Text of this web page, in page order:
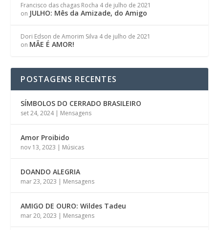
Francisco das chagas Rocha 4 de julho de 2021
on JULHO: Mês da Amizade, do Amigo
Dori Edson de Amorim Silva 4 de julho de 2021
on MÃE É AMOR!
POSTAGENS RECENTES
SÍMBOLOS DO CERRADO BRASILEIRO
set 24, 2024| Mensagens
Amor Proibido
nov 13, 2023 | Músicas
DOANDO ALEGRIA
mar 23, 2023 | Mensagens
AMIGO DE OURO: Wildes Tadeu
mar 20, 2023 | Mensagens